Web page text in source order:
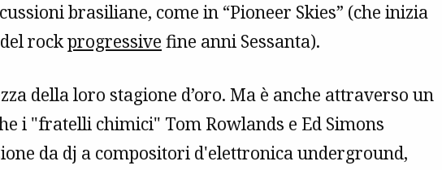
brasiliane, come in “Pioneer Skies” (che inizia
rockprogressive fine anni Sessanta).
della loro stagione d’oro. Ma è anche attraverso un
i "fratelli chimici" Tom Rowlands e Ed Simons
da dj a compositori d'elettronica underground,